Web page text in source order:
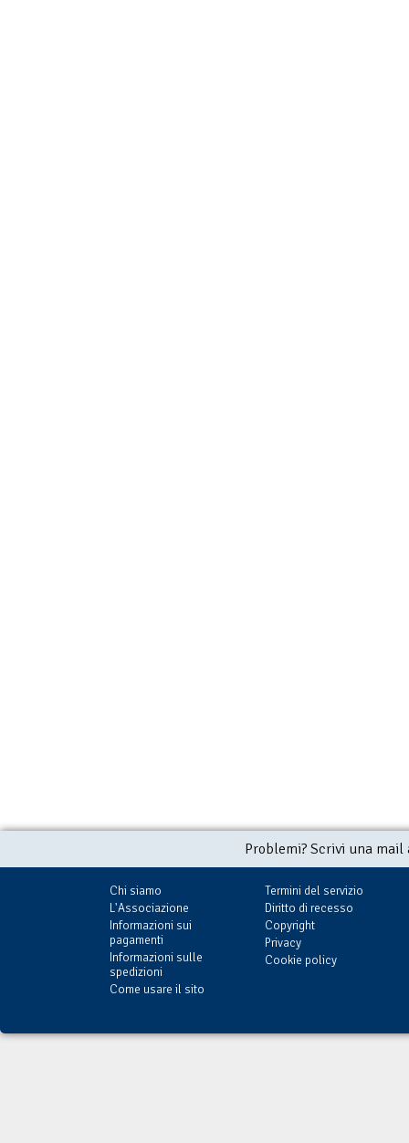
Problemi? Scrivi una
Chi siamo
L'Associazione
Informazioni sui
pagamenti
Informazioni sulle
spedizioni
Come usare il sito
Termini del servizio
Diritto di recesso
Copyright
Privacy
Cookie policy